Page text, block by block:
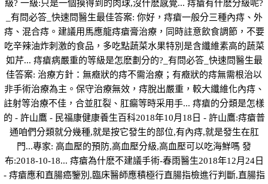
級? 一級:只是一個摸得到的肉球,沒什麽感覺... 痔瘡有什麽分級呢?
_有問必答_快速問醫生最佳答案: 你好，痔瘡一般分三種內痔、外
痔、混合痔。建議用馬應龍痔瘡膏治療，同時註意飲食調節，不要
吃辛辣油炸刺激的食品，多吃點蔬菜水果特別是含纖維素高的蔬菜
如芹... 痔瘡病嚴重的等級是怎麽劃分的?_有問必答_快速問醫生最
佳答案: 治療方針：無癥狀的痔不需治療；有癥狀的痔無需根治以
非手術治療為主。保守治療無效，痔脫出嚴重，較大纖維化內痔、
註射等治療不佳，合並肛裂、肛瘺等時采用手... 痔瘡的分類是怎樣
的 - 許山鷹 - 民福康健康養生百科2018年10月18日 - 許山鷹:痔瘡普
通咱們分類就分幾種,就是按它發生的部位,有內痔,就是發生在肛
門...專家: 高血壓的預防,高血壓分級,高血壓可以吃海鮮嗎 發
布:2018-10-18... 痔瘡為什麽不建議手術-春雨醫生2018年12月24日
- 痔瘡應和直腸癌鑒別,臨床醫師應積極行直腸指檢進行判斷,直腸指